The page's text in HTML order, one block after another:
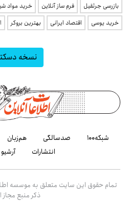
بازرسی جرثقیل فرم ساز آنلاین خرید مواد
خرید یوسی
اقتصاد ایرانی بهترین بروکر
نسخه
شبکه۱۰۰ صدسالگی هم‌زبان
انتشارات
آرشیو
تمام حقوق این سایت متعلق به موسسه
ذکر منبع